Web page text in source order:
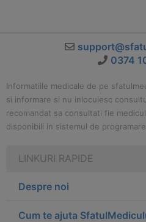
0374
Informatiile medicale de pe
si informare si nu inlocuiesc
recomandat sa consultati fie
disponibili in sistemul de
LINKURI RAPIDE
Despre noi
Cum te ajuta